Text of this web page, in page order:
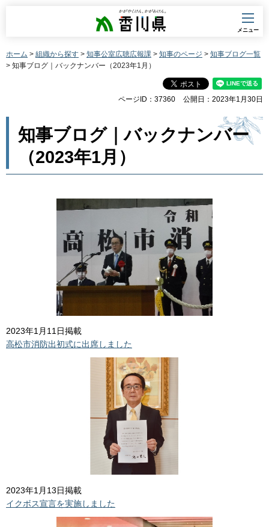
香川県
メニュー
ホーム > 組織から探す > 知事公室広聴広報課 > 知事のページ > 知事ブログ一覧
> 知事ブログ｜バックナンバー（2023年1月）
ページID：37360 公開日：2023年1月30日
知事ブログ｜バックナンバー
（2023年1月）
2023年1月11日掲載
高松市消防出初式に出席しました
2023年1月13日掲載
イクボス宣言を実施しました